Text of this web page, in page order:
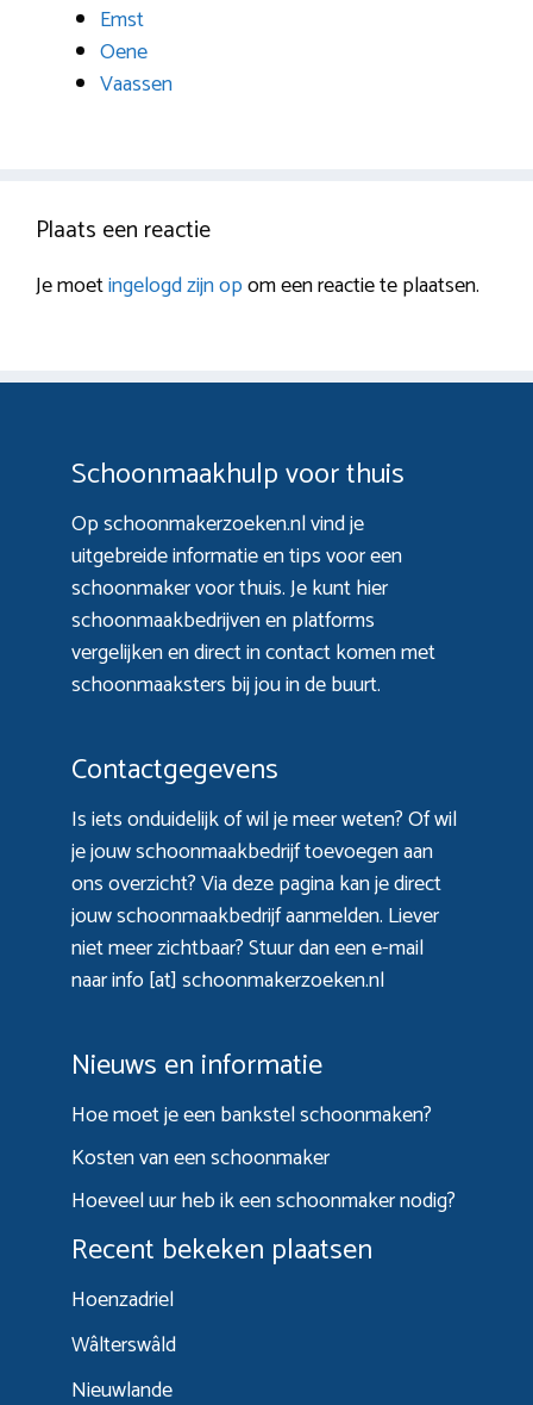
Emst
Oene
Vaassen
Plaats een reactie
Je moetingelogd zijn opom een reactie te plaatsen.
Schoonmaakhulp voor thuis
Op schoonmakerzoeken.nl vind je
uitgebreide informatie en tips voor een
schoonmaker voor thuis. Je kunt hier
schoonmaakbedrijven en platforms
vergelijken en direct in contact komen met
schoonmaaksters bij jou in de buurt.
Contactgegevens
Is iets onduidelijk of wil je meer weten? Of wil
je jouw schoonmaakbedrijf toevoegen aan
ons overzicht? Viadeze paginakan je direct
jouw schoonmaakbedrijf aanmelden. Liever
niet meer zichtbaar? Stuur dan een e-mail
naar info [at] schoonmakerzoeken.nl
Nieuws en informatie
Hoe moet je een bankstel schoonmaken?
Kosten van een schoonmaker
Hoeveel uur heb ik een schoonmaker nodig?
Recent bekeken plaatsen
Hoenzadriel
Wâlterswâld
Nieuwlande